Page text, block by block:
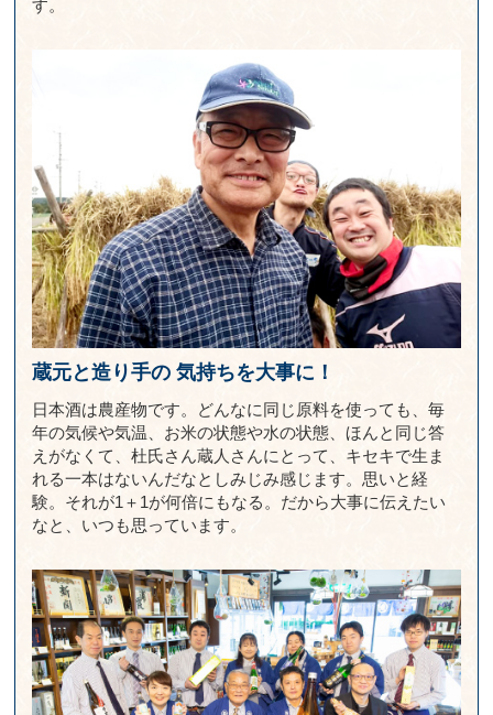
す。
蔵元と造り手の 気持ちを大事に！
日本酒は農産物です。どんなに同じ原料を使っても、毎
年の気候や気温、お米の状態や水の状態、ほんと同じ答
えがなくて、杜氏さん蔵人さんにとって、キセキで生ま
れる一本はないんだなとしみじみ感じます。思いと経
験。それが1＋1が何倍にもなる。だから大事に伝えたい
なと、いつも思っています。